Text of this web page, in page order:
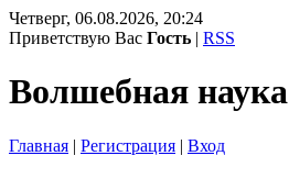
Четверг, 06.08.2026, 20:24
Приветствую Вас Гость | RSS
Волшебная наука
Главная | Регистрация | Вход